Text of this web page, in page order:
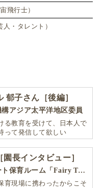
作った麦わら帽子の
クセサリー、電池式
マンのオーナメント
では交代で他のお店
奮のひと時を過ごしま
飛行士）
・タレント）
郁子さん［後編］
アジア太平洋地区委員
る教育を受けて、日本人で
って発信して欲しい
長インタビュー］
バイリンガルアート保育ルーム「Fairy Tale（フェアリーテイル）」
育現場に携わったからこそ